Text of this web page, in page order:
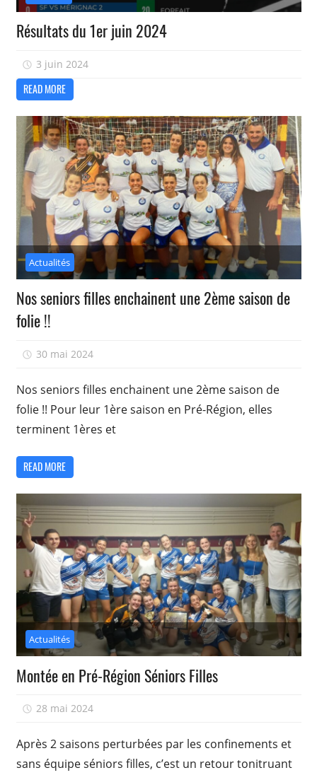
Résultats du 1er juin 2024
3 juin 2024
READ MORE
Actualités
Nos seniors filles enchainent une 2ème saison de
folie !!
30 mai 2024
Nos seniors filles enchainent une 2ème saison de
folie !! Pour leur 1ère saison en Pré-Région, elles
terminent 1ères et
READ MORE
Actualités
Montée en Pré-Région Séniors Filles
28 mai 2024
Après 2 saisons perturbées par les confinements et
sans équipe séniors filles, c’est un retour tonitruant